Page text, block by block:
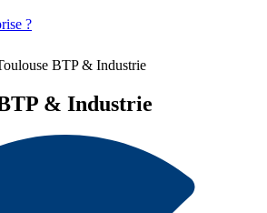
?
BTP & Industrie
& Industrie